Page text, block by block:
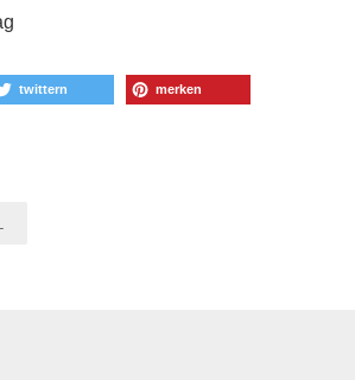
twittern merken